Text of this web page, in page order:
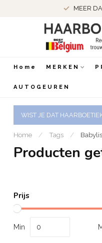
MEER
Home MERKEN
AUTOGEUREN
WIST JE DAT
Home / Tags /
Producten
Prijs
Min